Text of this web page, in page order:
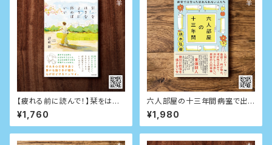
【疲れる前に読んで！】栞をはさ
むように休めばいい
¥1,760
六人部屋の十三年間――病室で出
会った忘れられない人たち
¥1,980